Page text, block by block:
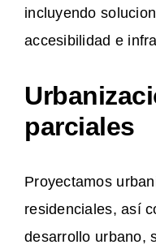
incluyendo
accesibilidad e
parciales
Proyectamos
residenciales, así
desarrollo urbano,